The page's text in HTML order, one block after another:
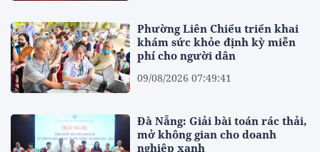
Phường Liên Chiểu triển khai
khám sức khỏe định kỳ miễn
phí cho người dân
09/08/2026 07:49:41
Đà Nẵng: Giải bài toán rác thải,
mở không gian cho doanh
nghiệp xanh